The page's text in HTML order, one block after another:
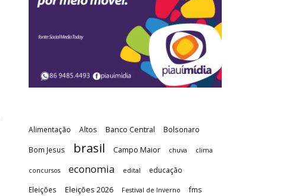
Alimentação Altos Banco Central Bolsonaro
Bom Jesus brasil Campo Maior chuva clima
concursos economia edital educação
Eleições Eleições 2026 Festival de Inverno fms